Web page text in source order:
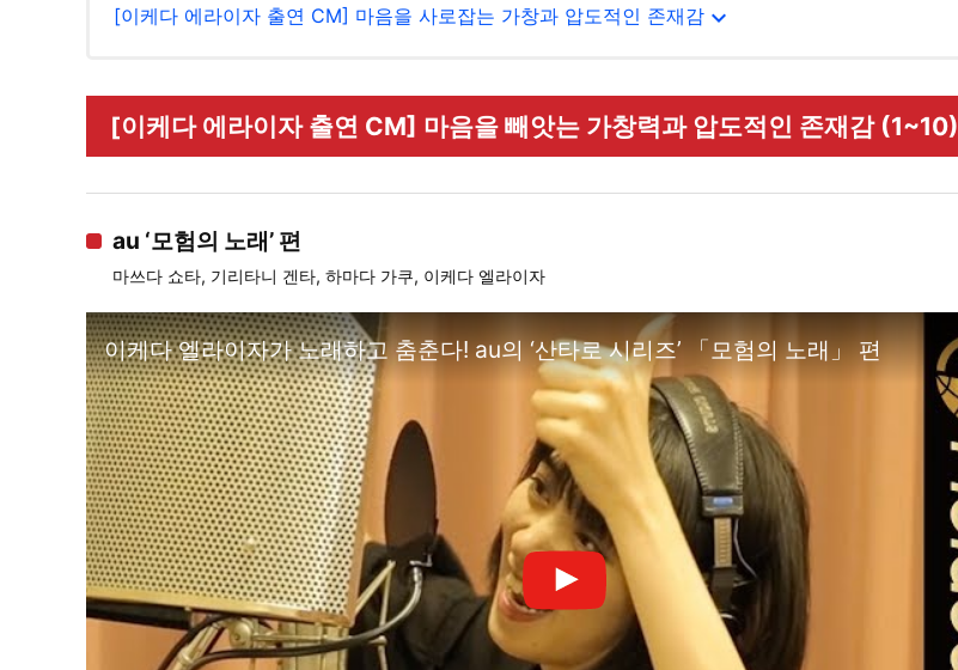
[이케다 에라이자 출연 CM] 마음을 사로잡는 가창과 압도적인 존재감 expand_more
[이케다 에라이자 출연 CM] 마음을 빼앗는 가창력과 압도적인 존재감 (1~10)
au ‘모험의 노래’ 편
마쓰다 쇼타, 기리타니 겐타, 하마다 가쿠, 이케다 엘라이자
이케다 엘라이자가 노래하고 춤춘다! au의 ‘산타로 시리즈’ 「모험의 노래」 편